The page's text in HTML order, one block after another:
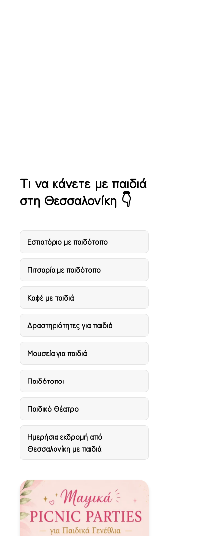
Τι να κάνετε με παιδιά
στη Θεσσαλονίκη 👇
Eστιατόριο με παιδότοπο
Πιτσαρία με παιδότοπο
Καφέ με παιδιά
Δραστηριότητες για παιδιά
Μουσεία για παιδιά
Παιδότοποι
Παιδικό Θέατρο
Ημερήσια εκδρομή από
Θεσσαλονίκη με παιδιά